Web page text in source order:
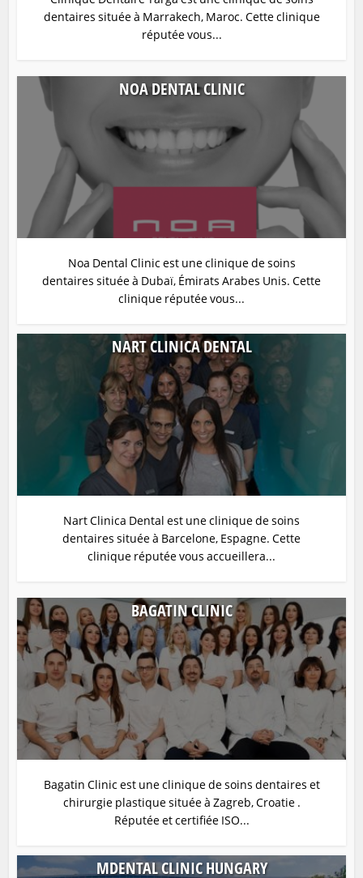
dentaires située à Marrakech, Maroc. Cette clinique
réputée vous...
NOA DENTAL CLINIC
Noa Dental Clinic est une clinique de soins
dentaires située à Dubaï, Émirats Arabes Unis. Cette
clinique réputée vous...
NART CLINICA DENTAL
Nart Clinica Dental est une clinique de soins
dentaires située à Barcelone, Espagne. Cette
clinique réputée vous accueillera...
BAGATIN CLINIC
Bagatin Clinic est une clinique de soins dentaires et
chirurgie plastique située à Zagreb, Croatie .
Réputée et certifiée ISO...
MDENTAL CLINIC HUNGARY